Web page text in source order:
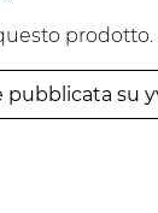
prodotto.
pubblicata su